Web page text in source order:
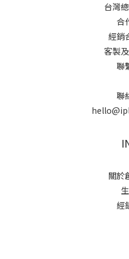
台灣
合
經銷
客製
聯
聯
關於
經